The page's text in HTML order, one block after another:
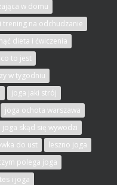
w domu
trening na odchudzanie
dieta i ćwiczenia
to jest
w tygodniu
joga jaki strój
joga ochota warszawa
joga skąd się wywodzi
do ust
leszno joga
polega joga
i joga